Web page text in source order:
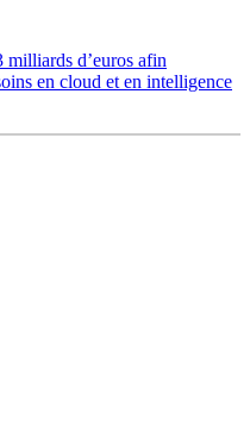
milliards d’euros afin
en cloud et en intelligence